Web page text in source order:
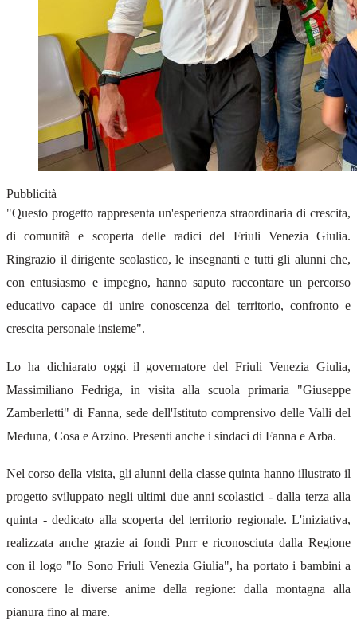
Pubblicità
"Questo progetto rappresenta un'esperienza straordinaria di crescita,
di comunità e scoperta delle radici del Friuli Venezia Giulia.
Ringrazio il dirigente scolastico, le insegnanti e tutti gli alunni che,
con entusiasmo e impegno, hanno saputo raccontare un percorso
educativo capace di unire conoscenza del territorio, confronto e
crescita personale insieme".
Lo ha dichiarato oggi il governatore del Friuli Venezia Giulia,
Massimiliano Fedriga, in visita alla scuola primaria "Giuseppe
Zamberletti" di Fanna, sede dell'Istituto comprensivo delle Valli del
Meduna, Cosa e Arzino. Presenti anche i sindaci di Fanna e Arba.
Nel corso della visita, gli alunni della classe quinta hanno illustrato il
progetto sviluppato negli ultimi due anni scolastici - dalla terza alla
quinta - dedicato alla scoperta del territorio regionale. L'iniziativa,
realizzata anche grazie ai fondi Pnrr e riconosciuta dalla Regione
con il logo "Io Sono Friuli Venezia Giulia", ha portato i bambini a
conoscere le diverse anime della regione: dalla montagna alla
pianura fino al mare.